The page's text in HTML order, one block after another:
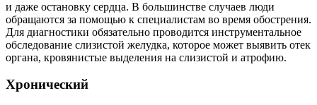
и даже остановку сердца. В большинстве случаев люди
обращаются за помощью к специалистам во время обострения.
Для диагностики обязательно проводится инструментальное
обследование слизистой желудка, которое может выявить отек
органа, кровянистые выделения на слизистой и атрофию.
Хронический